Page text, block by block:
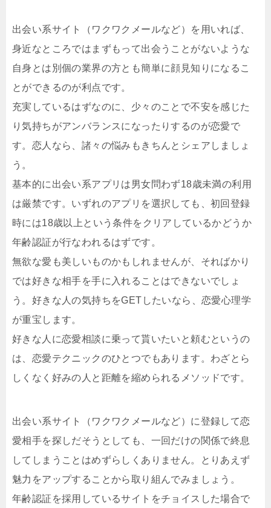
出会い系サイト（ワクワクメールなど）を用いれば、
身近なところではまずもって出会うことがないような
自身とは別個の業界の方とも簡単に顔見知りになるこ
とができるのが利点です。
充実しているはずなのに、少々のことで不安を感じた
り気持ちがアンバランスになったりするのが恋愛で
す。恋人なら、諸々の悩みもきちんとシェアしましょ
う。
基本的に出会い系アプリは男女問わず18歳未満の利用
は厳禁です。いずれのアプリを選択しても、初回登録
時には18歳以上という条件をクリアしているかどうか
年齢認証が行なわれるはずです。
無欲な愛も美しいものかもしれませんが、そればかり
では好きな相手を手に入れることはできないでしょ
う。好きな人の気持ちをGETしたいなら、恋愛心理学
が重宝します。
好きな人に恋愛相談に乗って貰いたいと頼むというの
は、恋愛テクニックのひとつでもあります。わざとら
しくなく好みの人と距離を縮められるメソッドです。
出会い系サイト（ワクワクメールなど）に登録して恋
愛相手を探しだそうとしても、一回だけの関係で終息
してしまうことはめずらしくありません。とりあえず
魅力をアップすることから取り組んでみましょう。
年齢認証を採用しているサイトをチョイスした場合で